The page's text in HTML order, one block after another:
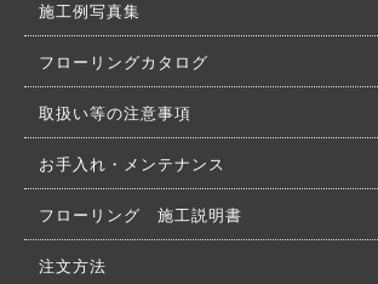
施工例写真集
フローリングカタログ
取扱い等の注意事項
お手入れ・メンテナンス
フローリング 施工説明書
注文方法